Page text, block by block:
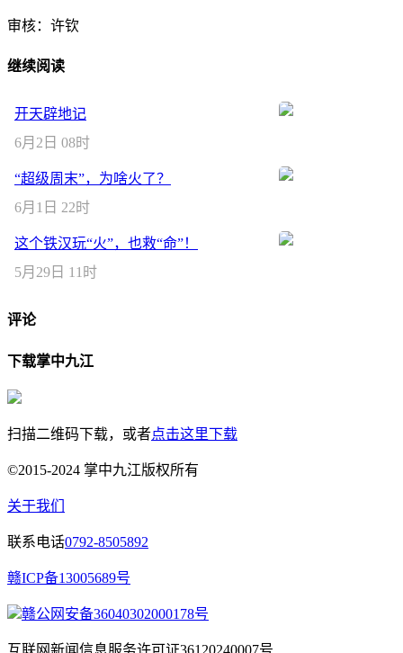
审核：许钦
继续阅读
开天辟地记
6月2日 08时
“超级周末”，为啥火了？
6月1日 22时
这个铁汉玩“火”，也救“命”！
5月29日 11时
评论
下载掌中九江
扫描二维码下载，或者点击这里下载
©2015-2024 掌中九江版权所有
关于我们
联系电话0792-8505892
赣ICP备13005689号
赣公网安备36040302000178号
互联网新闻信息服务许可证36120240007号